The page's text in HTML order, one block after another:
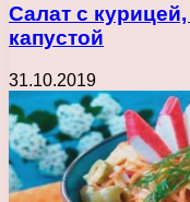
Салат с
капустой
31.10.2019